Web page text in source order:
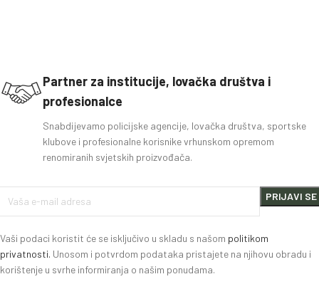
Partner za institucije, lovačka društva i
profesionalce
Snabdijevamo policijske agencije, lovačka društva, sportske
klubove i profesionalne korisnike vrhunskom opremom
renomiranih svjetskih proizvođača.
Vaši podaci koristit će se isključivo u skladu s našom politikom
privatnosti. Unosom i potvrdom podataka pristajete na njihovu obradu i
korištenje u svrhe informiranja o našim ponudama.